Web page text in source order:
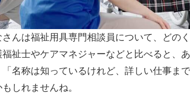
さんは福祉用具専門相談員について、どの
福祉士やケアマネジャーなどと比べると、
「名称は知っているけれど、詳しい仕事ま
もしれませんね。